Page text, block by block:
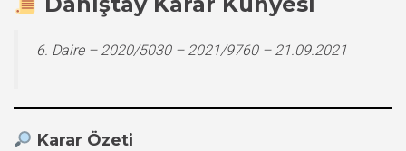
6. Daire – 2020/5030 – 2021/9760 – 21.09.2021
Karar Özeti